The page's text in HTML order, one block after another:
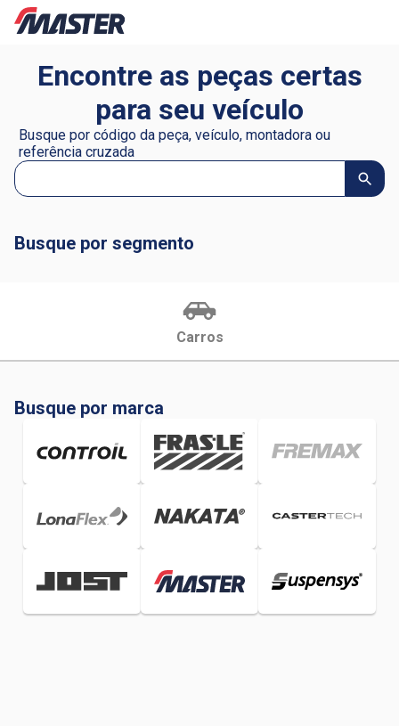
Encontre as peças certas
para seu veículo
Busque por código da peça, veículo, montadora ou
referência cruzada
Busque por segmento
Carros
Montadora
Ano Versão
Linha de Produto
Busque por marca